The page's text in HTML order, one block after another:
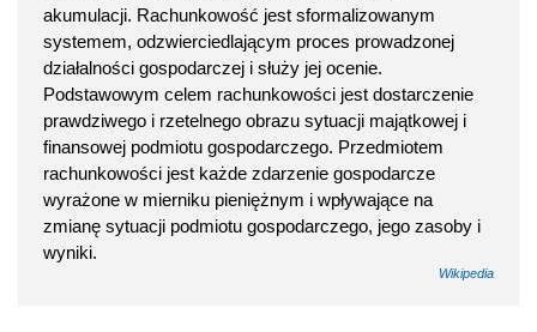
akumulacji. Rachunkowość jest sformalizowanym
systemem, odzwierciedlającym proces prowadzonej
działalności gospodarczej i służy jej ocenie.
Podstawowym celem rachunkowości jest dostarczenie
prawdziwego i rzetelnego obrazu sytuacji majątkowej i
finansowej podmiotu gospodarczego. Przedmiotem
rachunkowości jest każde zdarzenie gospodarcze
wyrażone w mierniku pieniężnym i wpływające na
zmianę sytuacji podmiotu gospodarczego, jego zasoby i
wyniki.
Wikipedia